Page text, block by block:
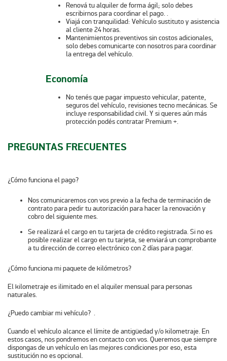
Renovátu alquiler de forma ágil; solo debes
escribirnos para coordinar el pago. .
Viajácon tranquilidad: Vehículo sustituto y asistencia
al cliente 24 horas.
Mantenimientos preventivos sin costos adicionales,
solo debes comunicarte con nosotros para coordinar
la entrega del vehículo.
Economía
Notenésque pagar impuesto vehicular, patente,
seguros del vehículo, revisiones tecno mecánicas. Se
incluye responsabilidad civil. Y siqueresaún más
protecciónpodéscontratar Premium +.
PREGUNTAS FRECUENTES
¿Cómo funciona el pago?
Nos comunicaremos con vos previo a la fecha de terminación de
contrato para pedir tu autorización para hacer la renovación y
cobro del siguiente mes.
Se realizará el cargo en tu tarjeta de crédito registrada. Si no es
posible realizar el cargo en tu tarjeta, se enviará un comprobante
a tu dirección de correo electrónico con 2 días para pagar.
¿Cómo funciona mi paquete de kilómetros?
El kilometraje es ilimitado en el alquiler mensual para personas
naturales.
¿Puedo cambiar mi vehículo? .
Cuando el vehículo alcance el límite de antigüedad y/o kilometraje. En
estos casos, nos pondremos en contacto con vos. Queremos que siempre
dispongas de un vehículo en las mejores condiciones por eso, esta
sustitución no es opcional.